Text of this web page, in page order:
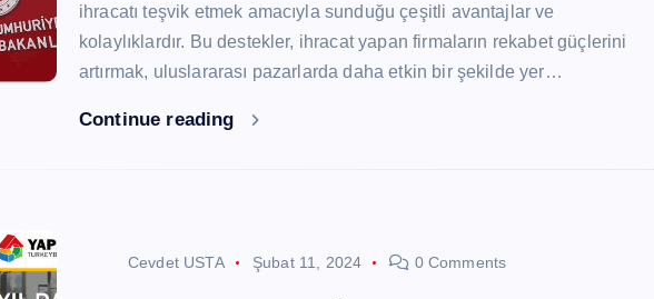
ihracatı teşvik etmek amacıyla sunduğu çeşitli avantajlar ve
kolaylıklardır. Bu destekler, ihracat yapan firmaların rekabet güçlerini
artırmak, uluslararası pazarlarda daha etkin bir şekilde yer…
Continue reading
Cevdet USTA Şubat 11, 2024 0 Comments